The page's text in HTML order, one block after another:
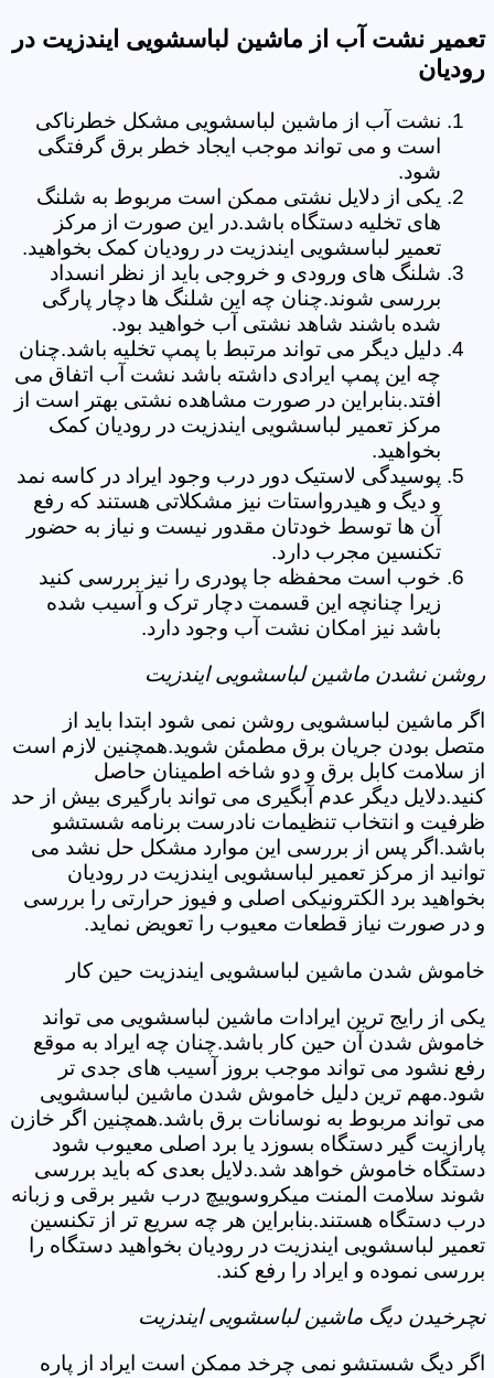
تعمیر نشت آب از ماشین لباسشویی ایندزیت در
رودیان
نشت آب از ماشین لباسشویی مشکل خطرناکی
است و می تواند موجب ایجاد خطر برق گرفتگی
شود.
یکی از دلایل نشتی ممکن است مربوط به شلنگ
های تخلیه دستگاه باشد.در این صورت از مرکز
تعمیر لباسشویی ایندزیت در رودیان کمک بخواهید.
شلنگ های ورودی و خروجی باید از نظر انسداد
بررسی شوند.چنان چه این شلنگ ها دچار پارگی
شده باشند شاهد نشتی آب خواهید بود.
دلیل دیگر می تواند مرتبط با پمپ تخلیه باشد.چنان
چه این پمپ ایرادی داشته باشد نشت آب اتفاق می
افتد.بنابراین در صورت مشاهده نشتی بهتر است از
مرکز تعمیر لباسشویی ایندزیت در رودیان کمک
بخواهید.
پوسیدگی لاستیک دور درب وجود ایراد در کاسه نمد
و دیگ و هیدرواستات نیز مشکلاتی هستند که رفع
آن ها توسط خودتان مقدور نیست و نیاز به حضور
تکنسین مجرب دارد.
خوب است محفظه جا پودری را نیز بررسی کنید
زیرا چنانچه این قسمت دچار ترک و آسیب شده
باشد نیز امکان نشت آب وجود دارد.
روشن نشدن ماشین لباسشویی ایندزیت
اگر ماشین لباسشویی روشن نمی شود ابتدا باید از
متصل بودن جریان برق مطمئن شوید.همچنین لازم است
از سلامت کابل برق و دو شاخه اطمینان حاصل
کنید.دلایل دیگر عدم آبگیری می تواند بارگیری بیش از حد
ظرفیت و انتخاب تنظیمات نادرست برنامه شستشو
باشد.اگر پس از بررسی این موارد مشکل حل نشد می
توانید از مرکز تعمیر لباسشویی ایندزیت در رودیان
بخواهید برد الکترونیکی اصلی و فیوز حرارتی را بررسی
و در صورت نیاز قطعات معیوب را تعویض نماید.
خاموش شدن ماشین لباسشویی ایندزیت حین کار
یکی از رایج ترین ایرادات ماشین لباسشویی می تواند
خاموش شدن آن حین کار باشد.چنان چه ایراد به موقع
رفع نشود می تواند موجب بروز آسیب های جدی تر
شود.مهم ترین دلیل خاموش شدن ماشین لباسشویی
می تواند مربوط به نوسانات برق باشد.همچنین اگر خازن
پارازیت گیر دستگاه بسوزد یا برد اصلی معیوب شود
دستگاه خاموش خواهد شد.دلایل بعدی که باید بررسی
شوند سلامت المنت میکروسوییچ درب شیر برقی و زبانه
درب دستگاه هستند.بنابراین هر چه سریع تر از تکنسین
تعمیر لباسشویی ایندزیت در رودیان بخواهید دستگاه را
بررسی نموده و ایراد را رفع کند.
نچرخیدن دیگ ماشین لباسشویی ایندزیت
اگر دیگ شستشو نمی چرخد ممکن است ایراد از پاره